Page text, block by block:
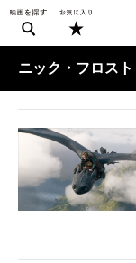
ニック・フロスト